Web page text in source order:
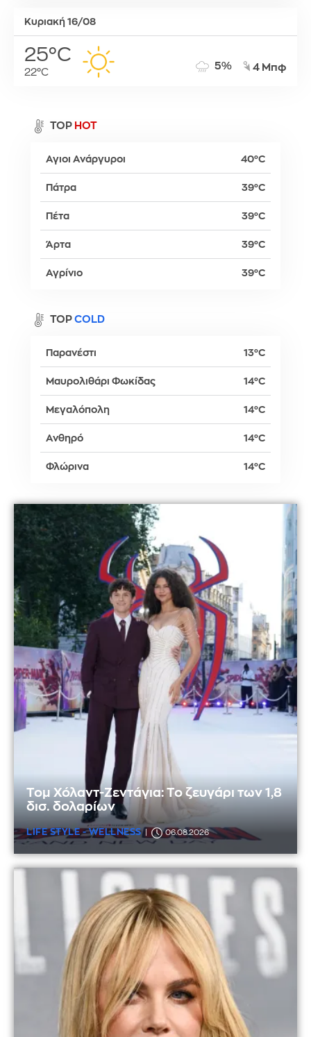
Κυριακή 16/08
25°C
22°C
5% 4 Μπφ
TOP HOT
Αγιοι Ανάργυροι 40°C
Πάτρα 39°C
Πέτα 39°C
Άρτα 39°C
Αγρίνιο 39°C
TOP COLD
Παρανέστι 13°C
Μαυρολιθάρι Φωκίδας 14°C
Μεγαλόπολη 14°C
Ανθηρό 14°C
Φλώρινα 14°C
Τομ Χόλαντ-Ζεντάγια: Το ζευγάρι των 1,8
δισ. δολαρίων
LIFE STYLE - WELLNESS 06.08.2026